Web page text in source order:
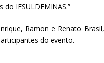
IFSULDEMINAS.”
Ramon e Renato Brasil,
do evento.